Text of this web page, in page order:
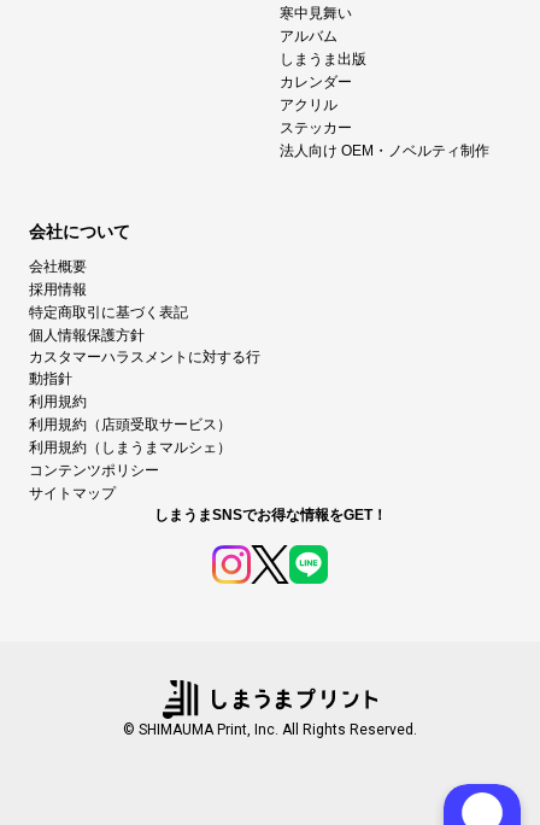
寒中見舞い
アルバム
しまうま出版
カレンダー
アクリル
ステッカー
法人向け OEM・ノベルティ制作
会社について
会社概要
採用情報
特定商取引に基づく表記
個人情報保護方針
カスタマーハラスメントに対する行
動指針
利用規約
利用規約（店頭受取サービス）
利用規約（しまうまマルシェ）
コンテンツポリシー
サイトマップ
しまうまSNSでお得な情報をGET！
© SHIMAUMA Print, Inc. All Rights Reserved.